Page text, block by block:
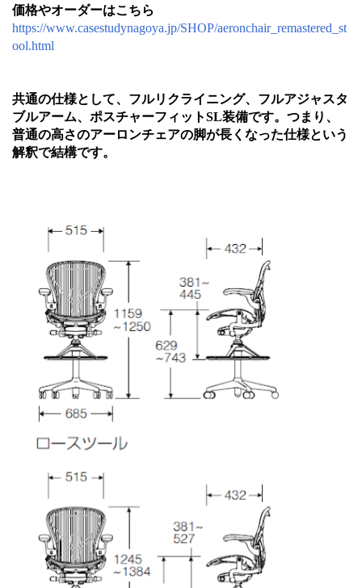
価格やオーダーはこちら
https://www.casestudynagoya.jp/SHOP/aeronchair_remastered_st
ool.html
共通の仕様として、フルリクライニング、フルアジャスタ
ブルアーム、ポスチャーフィットSL装備です。つまり、
普通の高さのアーロンチェアの脚が長くなった仕様という
解釈で結構です。